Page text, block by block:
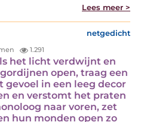
Lees meer >
netgedicht
1.291
het licht verdwijnt en
open, traag een
in een leeg decor
en verstomt het praten
naar voren, zet
hun monden open zo